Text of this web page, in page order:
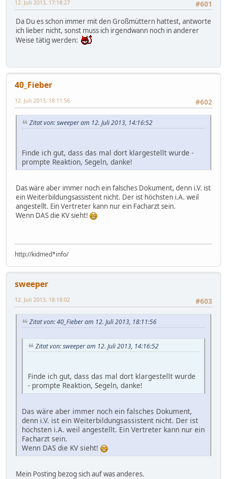
#601
12. Juli 2013, 17:18:27
Da Du es schon immer mit den Großmüttern hattest, antworte
ich lieber nicht, sonst muss ich irgendwann noch in anderer
Weise tätig werden:
40_Fieber
#602
12. Juli 2013, 18:11:56
Zitat von: sweeper am 12. Juli 2013, 14:16:52
Finde ich gut, dass das mal dort klargestellt wurde -
prompte Reaktion, Segeln, danke!
Das wäre aber immer noch ein falsches Dokument, denn i.V. ist
ein Weiterbildungsassistent nicht. Der ist höchsten i.A. weil
angestellt. Ein Vertreter kann nur ein Facharzt sein.
Wenn DAS die KV sieht!
http://kidmed*info/
sweeper
#603
12. Juli 2013, 18:18:02
Zitat von: 40_Fieber am 12. Juli 2013, 18:11:56
Zitat von: sweeper am 12. Juli 2013, 14:16:52
Finde ich gut, dass das mal dort klargestellt wurde
- prompte Reaktion, Segeln, danke!
Das wäre aber immer noch ein falsches Dokument,
denn i.V. ist ein Weiterbildungsassistent nicht. Der ist
höchsten i.A. weil angestellt. Ein Vertreter kann nur ein
Facharzt sein.
Wenn DAS die KV sieht!
Mein Posting bezog sich auf was anderes.